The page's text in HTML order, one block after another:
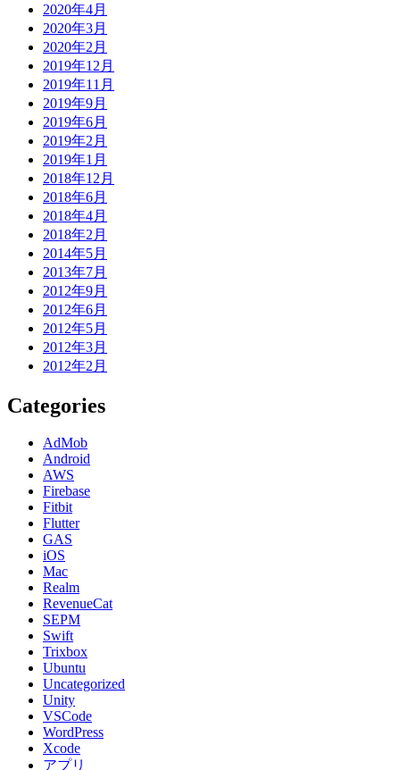
2020年4月
2020年3月
2020年2月
2019年12月
2019年11月
2019年9月
2019年6月
2019年2月
2019年1月
2018年12月
2018年6月
2018年4月
2018年2月
2014年5月
2013年7月
2012年9月
2012年6月
2012年5月
2012年3月
2012年2月
Categories
AdMob
Android
AWS
Firebase
Fitbit
Flutter
GAS
iOS
Mac
Realm
RevenueCat
SEPM
Swift
Trixbox
Ubuntu
Uncategorized
Unity
VSCode
WordPress
Xcode
アプリ